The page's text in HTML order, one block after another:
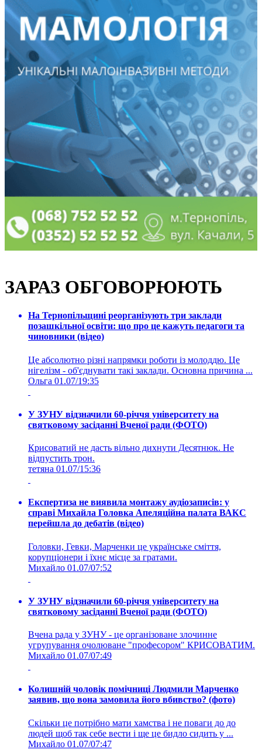
ЗАРАЗ ОБГОВОРЮЮТЬ
На Тернопільщині реорганізують три заклади
позашкільної освіти: що про це кажуть педагоги та
чиновники (відео)
Це абсолютно різні напрямки роботи із молоддю. Це
нігелізм - об'єднувати такі заклади. Основна причина ...
Ольга 01.07/19:35
У ЗУНУ відзначили 60-річчя університету на
святковому засіданні Вченої ради (ФОТО)
Крисоватий не дасть вільно дихнути Десятнюк. Не
відпустить трон.
тетяна 01.07/15:36
Експертиза не виявила монтажу аудіозаписів: у
справі Михайла Головка Апеляційна палата ВАКС
перейшла до дебатів (відео)
Головки, Гевки, Марченки це українське сміття,
корупціонери і їхнє місце за гратами.
Михайло 01.07/07:52
У ЗУНУ відзначили 60-річчя університету на
святковому засіданні Вченої ради (ФОТО)
Вчена рада у ЗУНУ - це організоване злочинне
угрупування очолюване "професором" КРИСОВАТИМ.
Михайло 01.07/07:49
Колишній чоловік помічниці Людмили Марченко
заявив, що вона замовила його вбивство? (фото)
Скільки це потрібно мати хамства і не поваги до до
людей щоб так себе вести і ще це бидло сидить у ...
Михайло 01.07/07:47